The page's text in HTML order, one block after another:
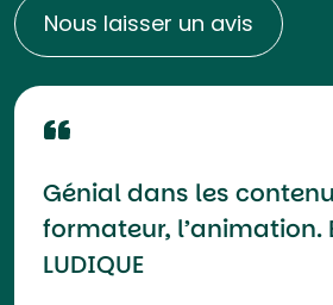
Nous laisser un avis
Génial dans les
formateur, l’animation.
LUDIQUE